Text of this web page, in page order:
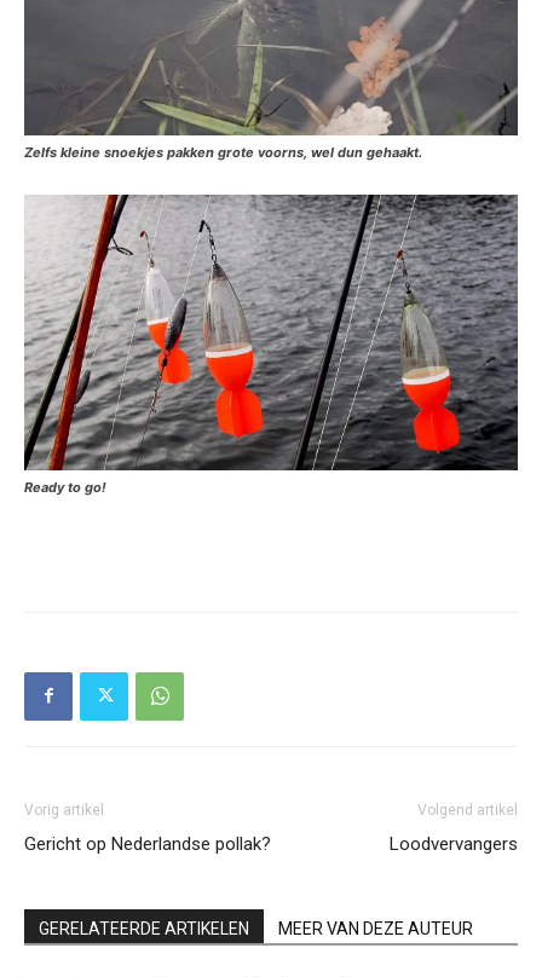
Zelfs kleine snoekjes pakken grote voorns, wel dun gehaakt.
Ready to go!
Vorig artikel
Gericht op Nederlandse pollak?
Volgend artikel
Loodvervangers
GERELATEERDE ARTIKELEN MEER VAN DEZE AUTEUR